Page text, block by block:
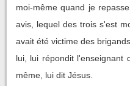
moi-même quand je
avis, lequel des trois s'est
avait été victime des
lui, lui répondit l'enseignant
même, lui dit Jésus.